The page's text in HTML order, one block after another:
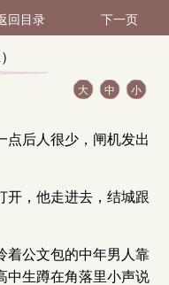
回目录 下一页
大 中 小
点后人很少，闸机发出
开，他走进去，结城跟
着公文包的中年男人靠
中生蹲在角落里小声说